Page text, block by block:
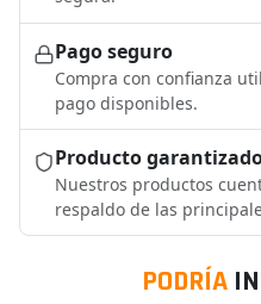
Pago seguro
Compra con confianza
pago disponibles.
Producto
Nuestros productos
respaldo de las
PODRÍA